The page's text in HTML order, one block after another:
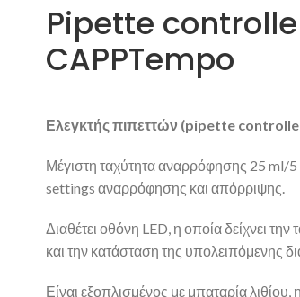
Pipette
CAPPTempo
Ελεγκτής πιπεττών (pipette
Μέγιστη ταχύτητα αναρρόφησης 25 ml/5
settings αναρρόφησης και απόρριψης.
Διαθέτει οθόνη LED, η οποία δείχνει
και την κατάσταση της υπολειπόμενης
Είναι εξοπλισμένος με μπαταρία